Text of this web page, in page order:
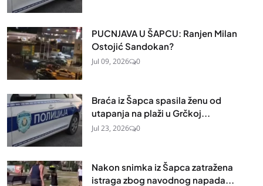
PUCNJAVA U ŠAPCU: Ranjen Milan
Ostojić Sandokan?
Jul 09, 2026 0
Braća iz Šapca spasila ženu od
utapanja na plaži u Grčkoj...
Jul 23, 2026 0
Nakon snimka iz Šapca zatražena
istraga zbog navodnog napada...